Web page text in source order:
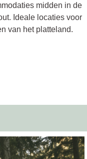
midden in de
Ideale locaties voor
van het platteland.